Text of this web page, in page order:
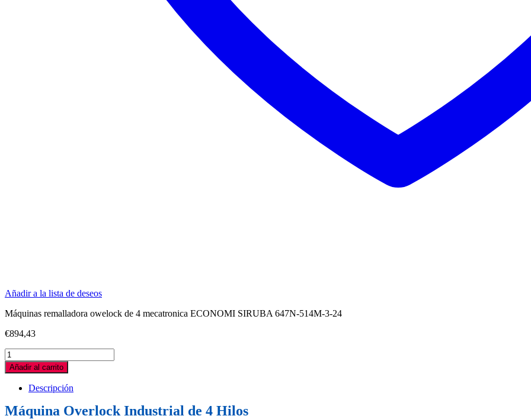
Añadir a la lista de deseos
Máquinas remalladora owelock de 4 mecatronica ECONOMI SIRUBA 647N-514M-3-24
€894,43
MAQUINA
REMALLADORA
SIRUBA
MECATRONICA
ECONOMI
quantity
Añadir al carrito
Descripción
Máquina Overlock Industrial de 4 Hilos